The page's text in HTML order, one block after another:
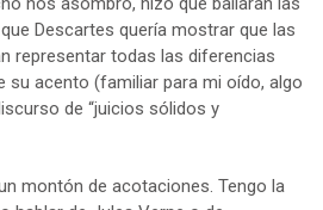
Descartes quería mostrar que las
representar todas las diferencias
su acento (familiar para mi oído, algo
de “juicios sólidos y
montón de acotaciones. Tengo la